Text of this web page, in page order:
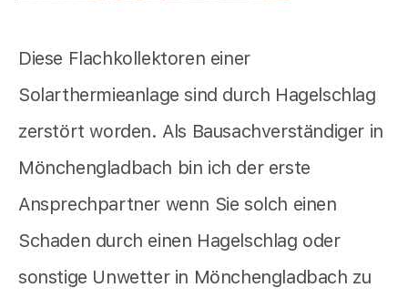
Diese Flachkollektoren einer
Solarthermieanlage sind durch Hagelschlag
zerstört worden. Als Bausachverständiger in
Mönchengladbach bin ich der erste
Ansprechpartner wenn Sie solch einen
Schaden durch einen Hagelschlag oder
sonstige Unwetter in Mönchengladbach zu